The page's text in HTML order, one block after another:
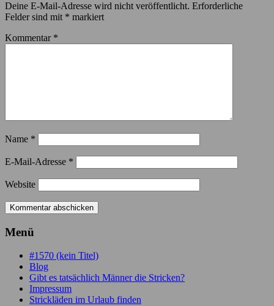
Deine E-Mail-Adresse wird nicht veröffentlicht. Erforderliche
Felder sind mit * markiert
Kommentar *
Name *
E-Mail-Adresse *
Website
Menü
#1570 (kein Titel)
Blog
Gibt es tatsächlich Männer die Stricken?
Impressum
Strickläden im Urlaub finden